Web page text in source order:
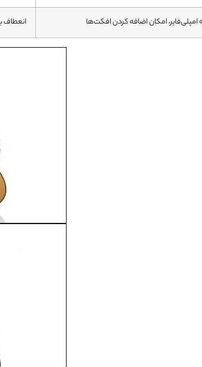
امپلی‌فایر، امکان اضافه کردن افکت‌ها انعطاف